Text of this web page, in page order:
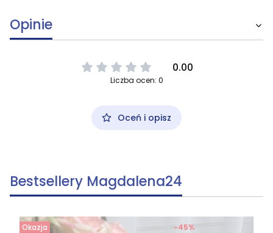
Opinie
0.00
Liczba ocen: 0
Oceń i opisz
Bestsellery Magdalena24
Okazja
-45%